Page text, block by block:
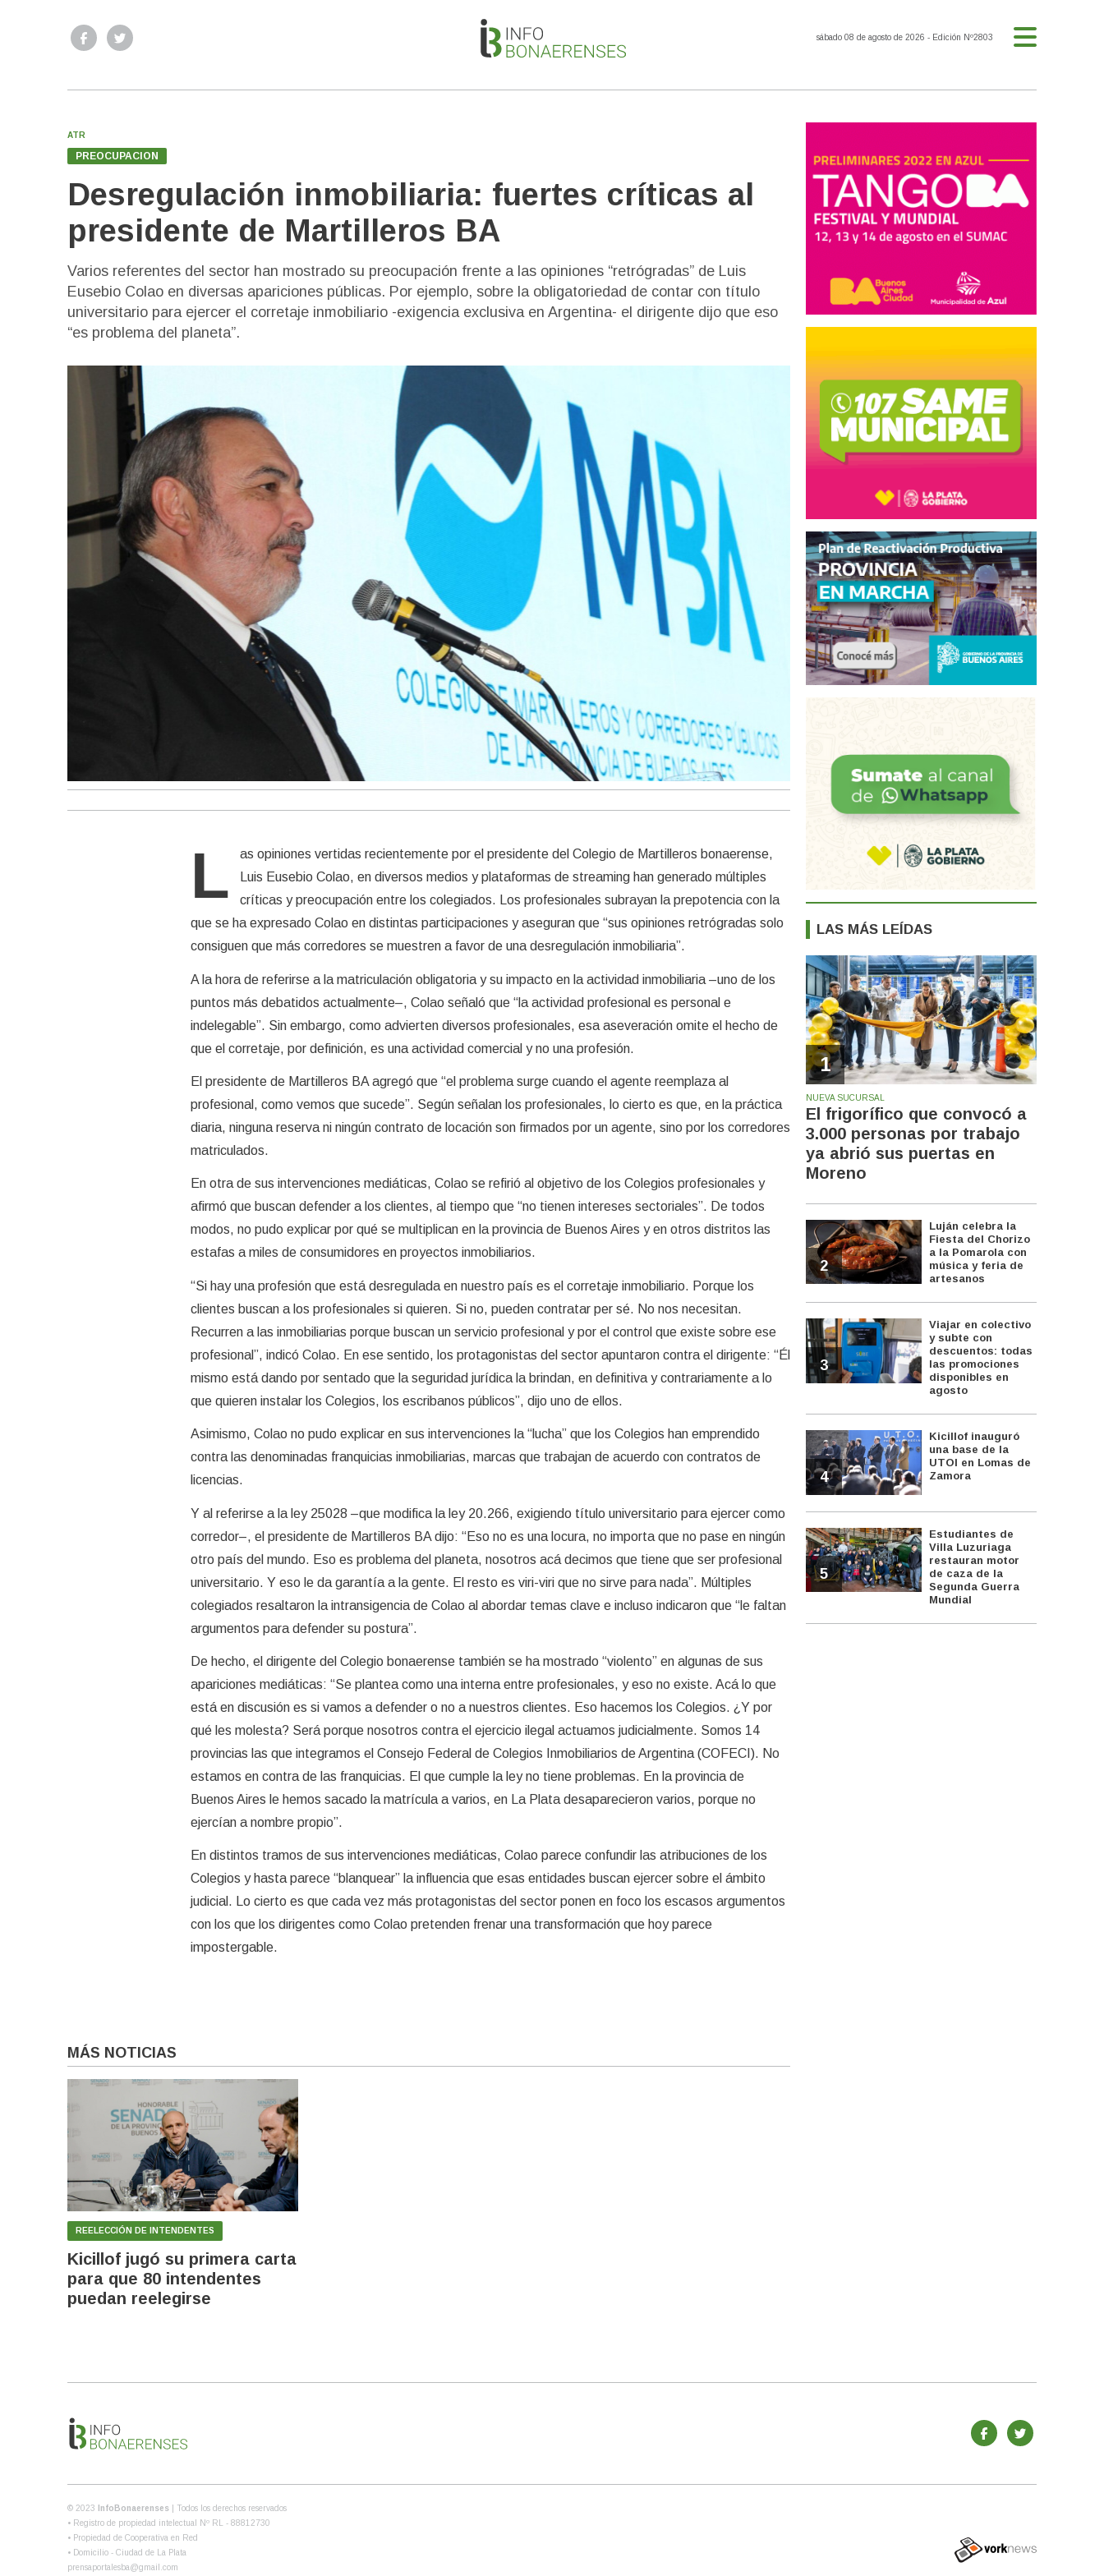
sábado 08 de agosto de 2026 - Edición Nº2803
ATR
PREOCUPACION
Desregulación inmobiliaria: fuertes críticas al
presidente de Martilleros BA
Varios referentes del sector han mostrado su preocupación frente a las opiniones “retrógradas” de Luis
Eusebio Colao en diversas apariciones públicas. Por ejemplo, sobre la obligatoriedad de contar con título
universitario para ejercer el corretaje inmobiliario -exigencia exclusiva en Argentina- el dirigente dijo que eso
“es problema del planeta”.
L
as opiniones vertidas recientemente por el presidente del Colegio de Martilleros bonaerense,
Luis Eusebio Colao, en diversos medios y plataformas de streaming han generado múltiples
críticas y preocupación entre los colegiados. Los profesionales subrayan la prepotencia con la
que se ha expresado Colao en distintas participaciones y aseguran que “sus opiniones retrógradas solo
consiguen que más corredores se muestren a favor de una desregulación inmobiliaria”.
A la hora de referirse a la matriculación obligatoria y su impacto en la actividad inmobiliaria –uno de los
puntos más debatidos actualmente–, Colao señaló que “la actividad profesional es personal e
indelegable”. Sin embargo, como advierten diversos profesionales, esa aseveración omite el hecho de
que el corretaje, por definición, es una actividad comercial y no una profesión.
El presidente de Martilleros BA agregó que “el problema surge cuando el agente reemplaza al
profesional, como vemos que sucede”. Según señalan los profesionales, lo cierto es que, en la práctica
diaria, ninguna reserva ni ningún contrato de locación son firmados por un agente, sino por los corredores
matriculados.
En otra de sus intervenciones mediáticas, Colao se refirió al objetivo de los Colegios profesionales y
afirmó que buscan defender a los clientes, al tiempo que “no tienen intereses sectoriales”. De todos
modos, no pudo explicar por qué se multiplican en la provincia de Buenos Aires y en otros distritos las
estafas a miles de consumidores en proyectos inmobiliarios.
“Si hay una profesión que está desregulada en nuestro país es el corretaje inmobiliario. Porque los
clientes buscan a los profesionales si quieren. Si no, pueden contratar per sé. No nos necesitan.
Recurren a las inmobiliarias porque buscan un servicio profesional y por el control que existe sobre ese
profesional”, indicó Colao. En ese sentido, los protagonistas del sector apuntaron contra el dirigente: “Él
mismo está dando por sentado que la seguridad jurídica la brindan, en definitiva y contrariamente a lo
que quieren instalar los Colegios, los escribanos públicos”, dijo uno de ellos.
Asimismo, Colao no pudo explicar en sus intervenciones la “lucha” que los Colegios han emprendido
contra las denominadas franquicias inmobiliarias, marcas que trabajan de acuerdo con contratos de
licencias.
Y al referirse a la ley 25028 –que modifica la ley 20.266, exigiendo título universitario para ejercer como
corredor–, el presidente de Martilleros BA dijo: “Eso no es una locura, no importa que no pase en ningún
otro país del mundo. Eso es problema del planeta, nosotros acá decimos que tiene que ser profesional
universitario. Y eso le da garantía a la gente. El resto es viri-viri que no sirve para nada”. Múltiples
colegiados resaltaron la intransigencia de Colao al abordar temas clave e incluso indicaron que “le faltan
argumentos para defender su postura”.
De hecho, el dirigente del Colegio bonaerense también se ha mostrado “violento” en algunas de sus
apariciones mediáticas: “Se plantea como una interna entre profesionales, y eso no existe. Acá lo que
está en discusión es si vamos a defender o no a nuestros clientes. Eso hacemos los Colegios. ¿Y por
qué les molesta? Será porque nosotros contra el ejercicio ilegal actuamos judicialmente. Somos 14
provincias las que integramos el Consejo Federal de Colegios Inmobiliarios de Argentina (COFECI). No
estamos en contra de las franquicias. El que cumple la ley no tiene problemas. En la provincia de
Buenos Aires le hemos sacado la matrícula a varios, en La Plata desaparecieron varios, porque no
ejercían a nombre propio”.
En distintos tramos de sus intervenciones mediáticas, Colao parece confundir las atribuciones de los
Colegios y hasta parece “blanquear” la influencia que esas entidades buscan ejercer sobre el ámbito
judicial. Lo cierto es que cada vez más protagonistas del sector ponen en foco los escasos argumentos
con los que los dirigentes como Colao pretenden frenar una transformación que hoy parece
impostergable.
MÁS NOTICIAS
REELECCIÓN DE INTENDENTES
Kicillof jugó su primera carta
para que 80 intendentes
puedan reelegirse
LAS MÁS LEÍDAS
1
NUEVA SUCURSAL
El frigorífico que convocó a
3.000 personas por trabajo
ya abrió sus puertas en
Moreno
2
Luján celebra la
Fiesta del Chorizo
a la Pomarola con
música y feria de
artesanos
3
Viajar en colectivo
y subte con
descuentos: todas
las promociones
disponibles en
agosto
4
Kicillof inauguró
una base de la
UTOI en Lomas de
Zamora
5
Estudiantes de
Villa Luzuriaga
restauran motor
de caza de la
Segunda Guerra
Mundial
© 2023 InfoBonaerenses
| Todos los derechos reservados
• Registro de propiedad intelectual Nº RL - 88812730
• Propiedad de Cooperativa en Red
• Domicilio - Ciudad de La Plata
prensaportalesba@gmail.com